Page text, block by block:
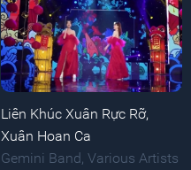
Liên Khúc Xuân Rực Rỡ,
Xuân Hoan Ca
Gemini Band Various Artists